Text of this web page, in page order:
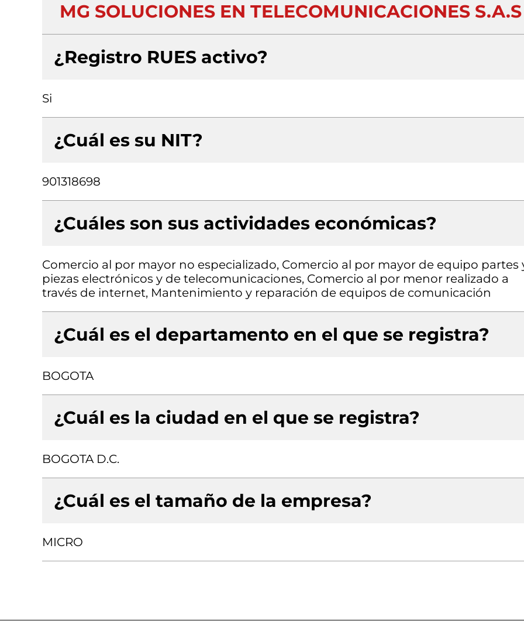
MG SOLUCIONES EN TELECOMUNICACIONES S.A.S
¿Registro RUES activo?
Si
¿Cuál es su NIT?
901318698
¿Cuáles son sus actividades económicas?
Comercio al por mayor no especializado, Comercio al por mayor de equipo partes
piezas electrónicos y de telecomunicaciones, Comercio al por menor realizado a
través de internet, Mantenimiento y reparación de equipos de comunicación
¿Cuál es el departamento en el que se registra?
BOGOTA
¿Cuál es la ciudad en el que se registra?
BOGOTA D.C.
¿Cuál es el tamaño de la empresa?
MICRO